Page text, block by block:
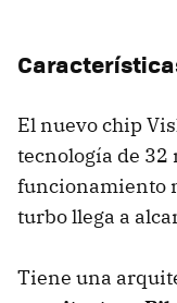
El nuevo chip
tecnología de 32
funcionamiento
turbo llega a
Tiene una